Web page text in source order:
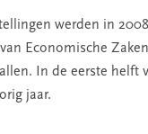
werden in
Economische
In de eerste helft
jaar.